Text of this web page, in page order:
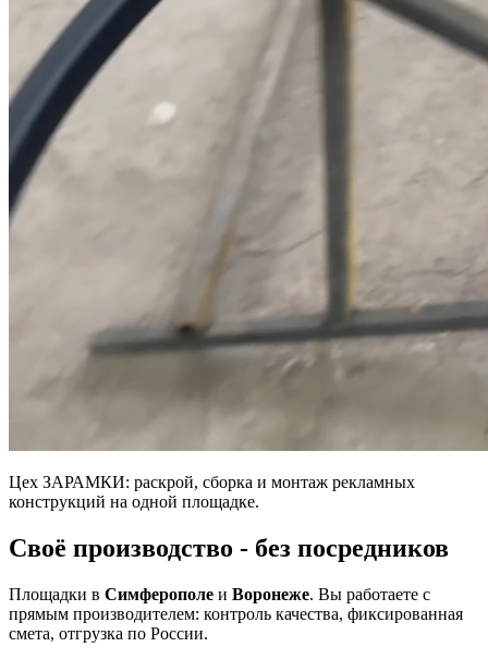
Цех ЗАРАМКИ: раскрой, сборка и монтаж рекламных
конструкций на одной площадке.
Своё производство - без посредников
Площадки в Симферополе и Воронеже. Вы работаете с
прямым производителем: контроль качества, фиксированная
смета, отгрузка по России.